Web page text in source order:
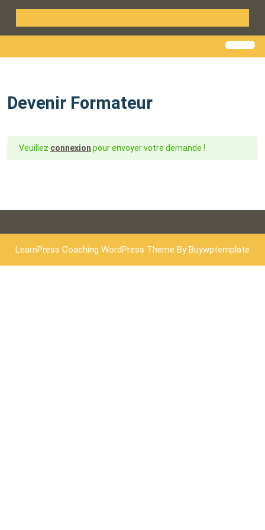
Devenir Formateur
Veuillez connexion pour envoyer votre demande !
LearnPress Coaching WordPress Theme By Buywptemplate